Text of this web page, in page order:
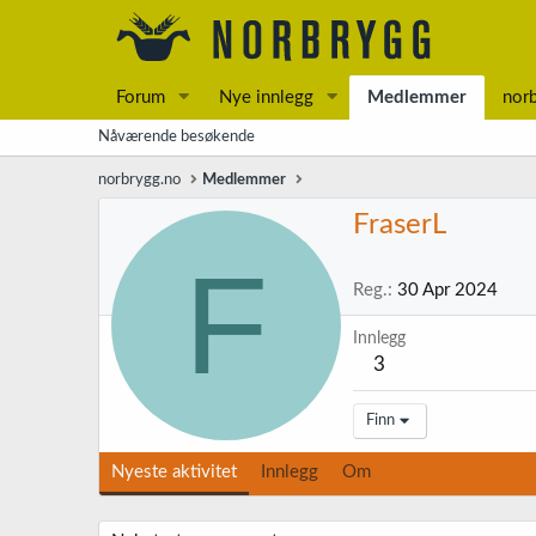
Forum Nye innlegg Medlemmer
Nåværende besøkende
norbrygg.no Medlemmer
F
FraserL
Reg. 30 Apr 2024
Innlegg
3
Finn
Nyeste aktivitet Innlegg Om